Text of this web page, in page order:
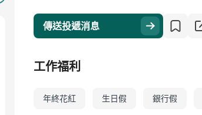
傳送投遞消息
工作福利
年終花紅 生日假 銀行假